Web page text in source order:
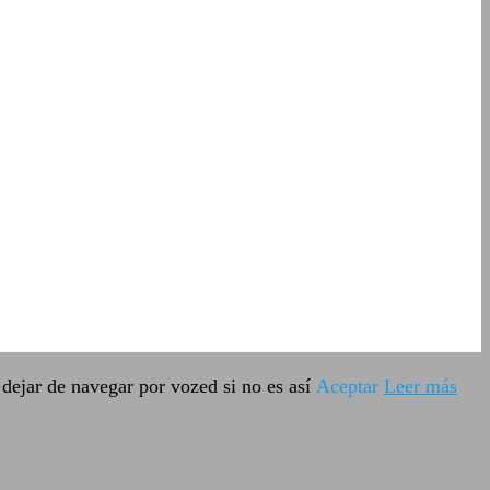
de navegar por vozed si no es así Aceptar Leer más